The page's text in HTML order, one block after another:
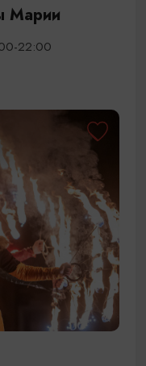
Марии
22:00